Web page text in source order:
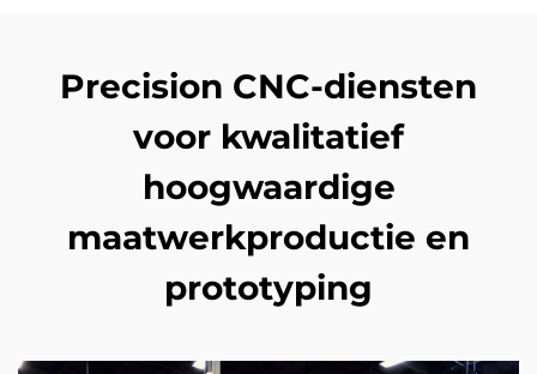
Precision CNC-diensten
voor kwalitatief
hoogwaardige
maatwerkproductie en
prototyping